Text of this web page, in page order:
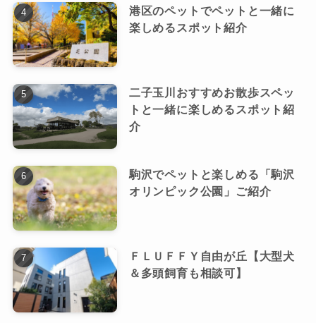
港区のペットでペットと一緒に
楽しめるスポット紹介
二子玉川おすすめお散歩スペッ
トと一緒に楽しめるスポット紹
介
駒沢でペットと楽しめる「駒沢
オリンピック公園」ご紹介
ＦＬＵＦＦＹ自由が丘【大型犬
＆多頭飼育も相談可】